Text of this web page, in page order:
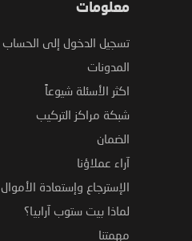
معلومات
تسجيل الدخول إلى الحساب
المدونات
اكثر الأسئلة شيوعاً
شبكة مراكز التركيب
الضمان
آراء عملاؤنا
الإسترجاع وإستعادة الأموال
لماذا بيت ستوب آرابيا؟
مهمتنا